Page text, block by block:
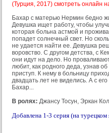
(Турция, 2017) смотреть онлайн
Бахар с матерью Нермин бедно
Девушка ищет работу, чтобы
которая больна астмой и
попадет солнечный свет. Но
не удается найти ее. Девушка
воровство. С другом детства, с
они идут на дело. Но
любит, как родного деда, узнав
приступ. К нему в больницу
двадцать лет не виделись. А с
Бахар...
В ролях: Джансу Тосун, Эркан
Добавлена 1-3 серия (на турецком